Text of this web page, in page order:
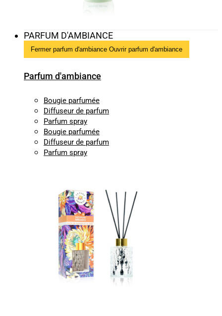
PARFUM D'AMBIANCE
Fermer parfum d'ambiance Ouvrir parfum d'ambiance
Parfum d'ambiance
Bougie parfumée
Diffuseur de parfum
Parfum spray
Bougie parfumée
Diffuseur de parfum
Parfum spray